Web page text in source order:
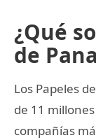
¿Qué
de
Los Papeles
de 11
compañías